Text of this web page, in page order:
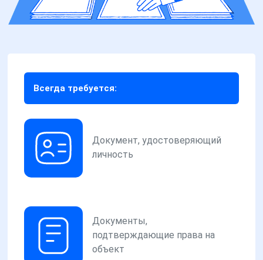
Всегда требуется:
Документ, удостоверяющий
личность
Документы,
подтверждающие права на
объект